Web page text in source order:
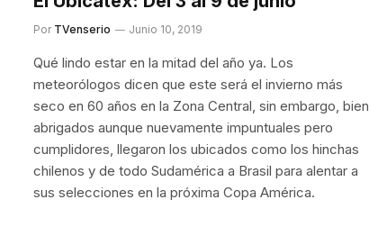
Por TVenserio Junio 10, 2019
Qué lindo estar en la mitad del año ya. Los
meteorólogos dicen que este será el invierno más
seco en 60 años en la Zona Central, sin embargo, bien
abrigados aunque nuevamente impuntuales pero
cumplidores, llegaron los ubicados como los hinchas
chilenos y de todo Sudamérica a Brasil para alentar a
sus selecciones en la próxima Copa América.